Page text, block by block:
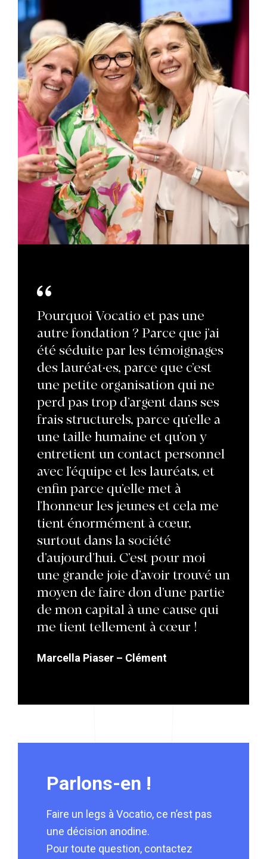
Pourquoi Vocatio et pas une
autre fondation ? Parce que j’ai
été séduite par les témoignages
des lauréat·es, parce que c’est
une petite organisation qui ne
perd pas trop d’argent dans ses
frais structurels, parce qu’elle a
une taille humaine et qu’on y
entretient un contact personnel
avec l’équipe et les lauréats, et
enfin parce qu’elle met à
l’honneur les jeunes et cela me
tient énormément à cœur,
surtout dans la société
d’aujourd’hui. C’est pour moi
une grande joie d’avoir trouvé un
moyen de faire don d’une partie
de mon capital à une cause qui
me tient tellement à cœur !
Marcella Piaser – Clément
Parlons-en !
Faire un legs à Vocatio, ce n’est pas
une décision anodine.
Pour toute question, contactez